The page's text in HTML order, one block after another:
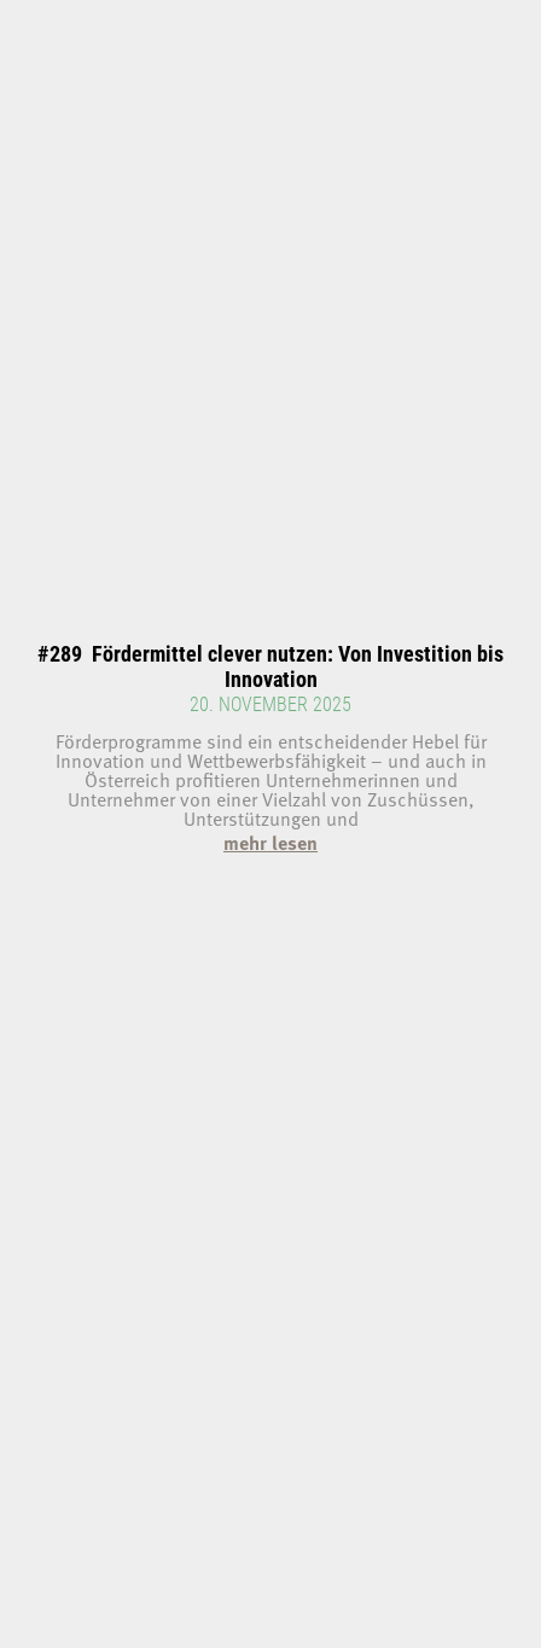
#289 Fördermittel clever nutzen: Von Investition bis
Innovation
20. NOVEMBER 2025
Förderprogramme sind ein entscheidender Hebel für
Innovation und Wettbewerbsfähigkeit – und auch in
Österreich profitieren Unternehmerinnen und
Unternehmer von einer Vielzahl von Zuschüssen,
Unterstützungen und
mehr lesen